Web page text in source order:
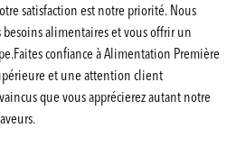
satisfaction est notre priorité. Nous
besoins alimentaires et vous offrir un
confiance à Alimentation Première
et une attention client
que vous apprécierez autant notre